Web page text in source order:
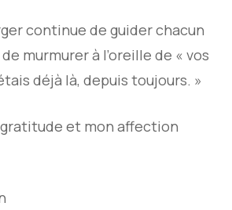
continue de guider chacun
murmurer à l’oreille de « vos
déjà là, depuis toujours. »
et mon affection